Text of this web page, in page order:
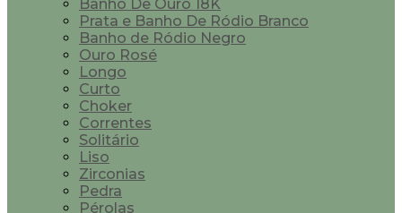
Banho De Ouro 18K
Prata e Banho De Ródio Branco
Banho de Ródio Negro
Ouro Rosé
Longo
Curto
Choker
Correntes
Solitário
Liso
Zirconias
Pedra
Pérolas